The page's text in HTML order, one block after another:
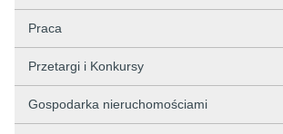
Praca
Przetargi i Konkursy
Gospodarka nieruchomościami